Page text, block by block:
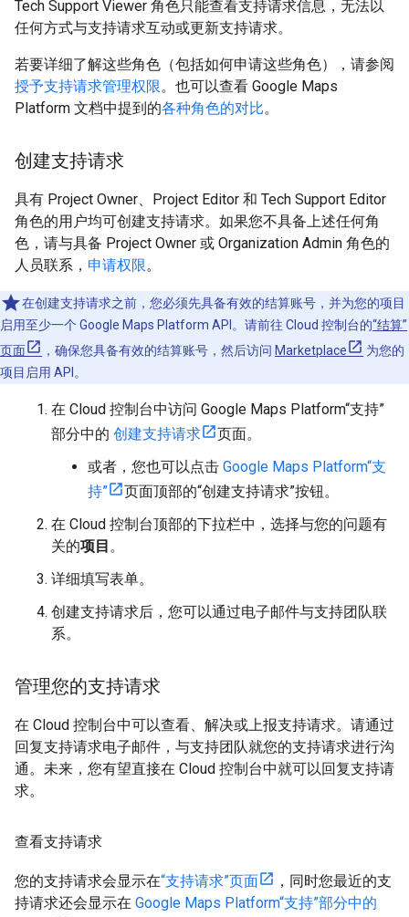
Tech Support Viewer 角色只能查看支持请求信息，无法以
任何方式与支持请求互动或更新支持请求。
若要详细了解这些角色（包括如何申请这些角色），请参阅
授予支持请求管理权限。也可以查看 Google Maps
Platform 文档中提到的各种角色的对比。
创建支持请求
具有 Project Owner、Project Editor 和 Tech Support Editor
角色的用户均可创建支持请求。如果您不具备上述任何角
色，请与具备 Project Owner 或 Organization Admin 角色的
人员联系， 申请权限。
在创建支持请求之前，您必须先具备有效的结算账号，并为您的项目
启用至少一个 Google Maps Platform API。请前往 Cloud 控制台的“结算”
页面
，确保您具备有效的结算账号，然后访问 Marketplace
为您的
项目启用 API。
在 Cloud 控制台中访问 Google Maps Platform“支持”
部分中的 创建支持请求
页面。
或者，您也可以点击 Google Maps Platform“支
持”
页面顶部的“创建支持请求”按钮。
在 Cloud 控制台顶部的下拉栏中，选择与您的问题有
关的项目 。
详细填写表单。
创建支持请求后，您可以通过电子邮件与支持团队联
系。
管理您的支持请求
在 Cloud 控制台中可以查看、解决或上报支持请求。请通过
回复支持请求电子邮件，与支持团队就您的支持请求进行沟
通。未来，您有望直接在 Cloud 控制台中就可以回复支持请
求。
查看支持请求
您的支持请求会显示在“支持请求”页面
，同时您最近的支
持请求还会显示在 Google Maps Platform“支持”部分中的